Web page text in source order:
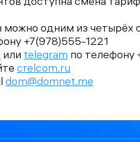
доступна смена
одним из четырёх
+7(978)555-1221
или telegram по телефону
crelcom.ru
dom@domnet.me